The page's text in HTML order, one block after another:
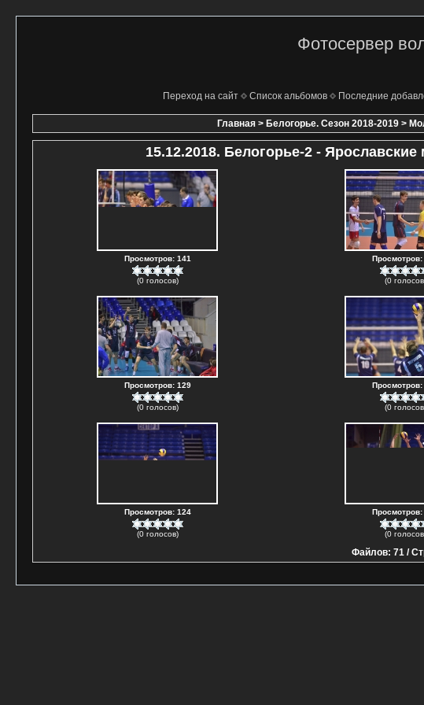
Фотосервер
Переход на сайт
Список альбомов Последние
Главная> Белогорье. Сезон 2018-2019>
15.12.2018. Белогорье-2 -
Просмотров: 141
(0 голосов)
Просмотров:
(0
Просмотров: 129
(0 голосов)
Просмотров:
(0
Просмотров: 124
(0 голосов)
Просмотров:
(0
Файлов: 71 /